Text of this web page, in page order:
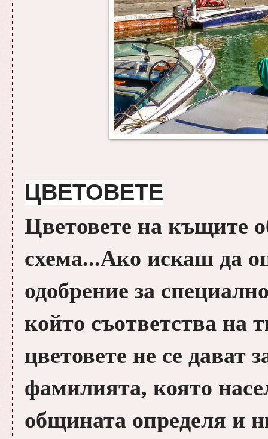
ЦВЕТОВЕТЕ
Цветовете на къщите
схема...Ако искаш да
одобрение за
който съответства на
цветовете не се дават
фамилията, която
общината определя и